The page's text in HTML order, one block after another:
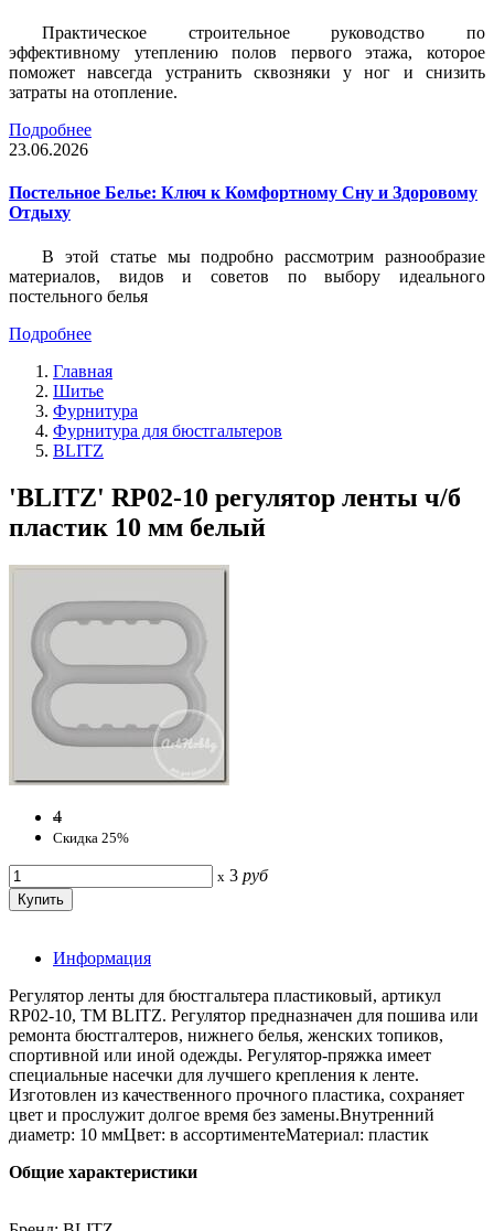
Практическое строительное руководство по
эффективному утеплению полов первого этажа, которое
поможет навсегда устранить сквозняки у ног и снизить
затраты на отопление.
Подробнее
23.06.2026
Постельное Белье: Ключ к Комфортному Сну и Здоровому
Отдыху
В этой статье мы подробно рассмотрим разнообразие
материалов, видов и советов по выбору идеального
постельного белья
Подробнее
Главная
Шитье
Фурнитура
Фурнитура для бюстгальтеров
BLITZ
'BLITZ' RP02-10 регулятор ленты ч/б
пластик 10 мм белый
4
Скидка 25%
x 3 руб
Информация
Регулятор ленты для бюстгальтера пластиковый, артикул
RP02-10, ТМ BLITZ. Регулятор предназначен для пошива или
ремонта бюстгалтеров, нижнего белья, женских топиков,
спортивной или иной одежды. Регулятор-пряжка имеет
специальные насечки для лучшего крепления к ленте.
Изготовлен из качественного прочного пластика, сохраняет
цвет и прослужит долгое время без замены.Внутренний
диаметр: 10 ммЦвет: в ассортиментеМатериал: пластик
Общие характеристики